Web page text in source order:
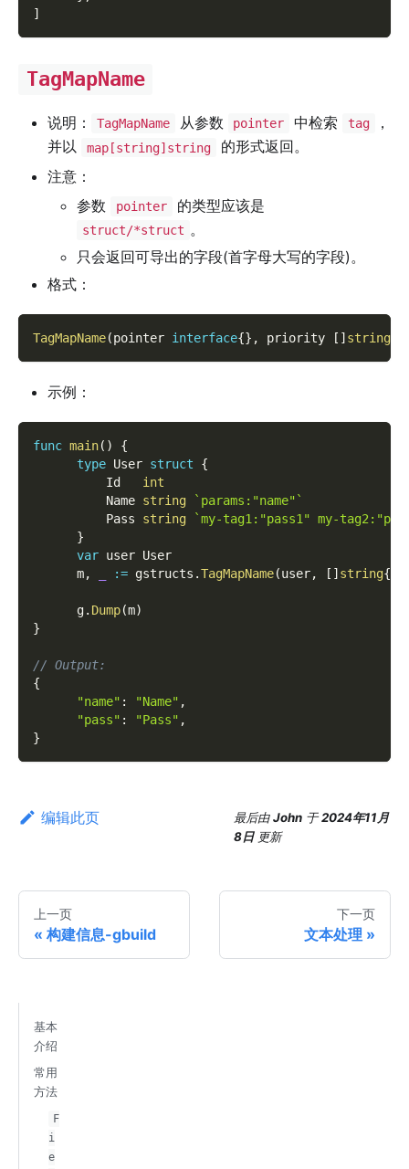
]
TagMapName
说明： TagMapName 从参数 pointer 中检索 tag
，
并以
map[string]string
的形式返回。
注意：
参数
pointer 的类型应该是
struct/*struct 。
只会返回可导出的字段(首字母大写的字段)。
格式：
TagMapName(pointer interface{} , priority [ ] string
示例：
func main( )
{
type User struct
{
          Id
int
          Name
string
`params:"name"`
          Pass
string
`my-tag1:"pass1" my-
}
var user User
      m
, := gstructs .TagMapName(user, [ ] string{
      g
. Dump(m)
}
// Output:
{
"name" : "Name" ,
"pass" : "Pass" ,
}
编辑此页 最后由John 于2024年11月
8日 更新
上一页
构建信息-gbuild
下一页
文本处理
基本
介绍
常用
方法
F
i
e